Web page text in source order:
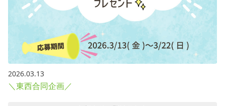
2026.03.13
＼東西合同企画／